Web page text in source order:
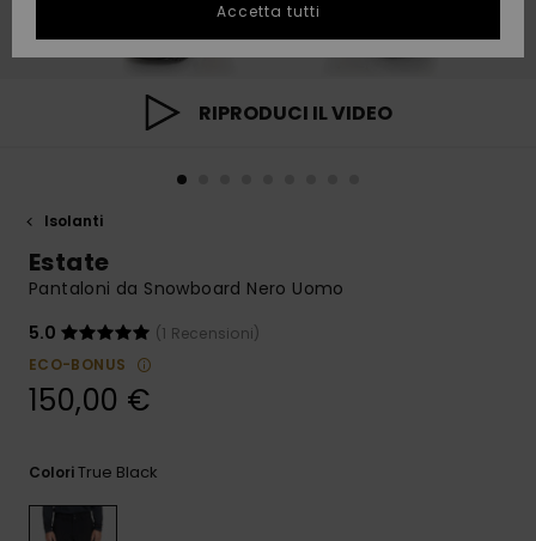
Scoprire
Scoprire
conversazione
per ottenere
la risposta
alla tua
domanda.
Avvia una
conversazione
più frequenti
nostro
APP
RIPRODUCI IL VIDEO
Isolanti
Estate
Pantaloni da Snowboard Nero Uomo
5.0
(1 Recensioni)
ECO-BONUS
150,00 €
ColoriTrue Black
Accetta tutti